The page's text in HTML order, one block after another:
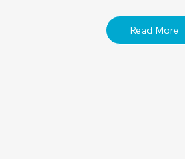
Read More